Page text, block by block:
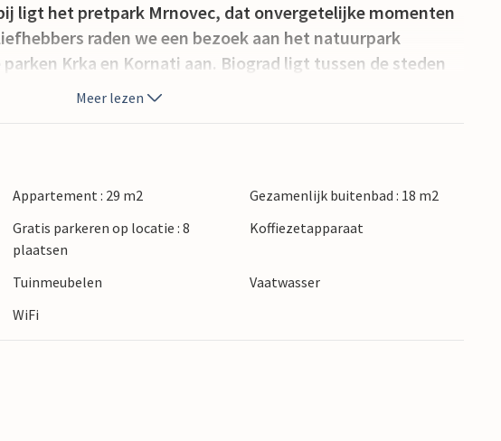
ligt het pretpark Mrnovec, dat onvergetelijke momenten
raden we een bezoek aan het natuurpark
Krka en Kornati aan. Biograd ligt tussen de steden
om hun culturele en historische bezienswaardigheden.
Meer lezen
Appartement : 29 m2
Gezamenlijk buitenbad : 18 m2
Gratis parkeren op locatie : 8
plaatsen
Koffiezetapparaat
Tuinmeubelen
Vaatwasser
WiFi